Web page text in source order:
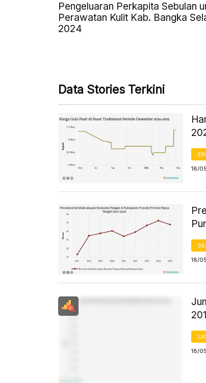
Pengeluaran Perkapita Sebulan
Perawatan Kulit Kab. Bangka
2024
Data Stories Terkini
18/
18/
18/